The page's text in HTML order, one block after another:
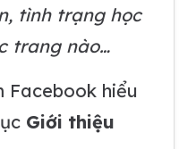
tình trạng học
trang nào…
Facebook hiểu
Giới thiệu